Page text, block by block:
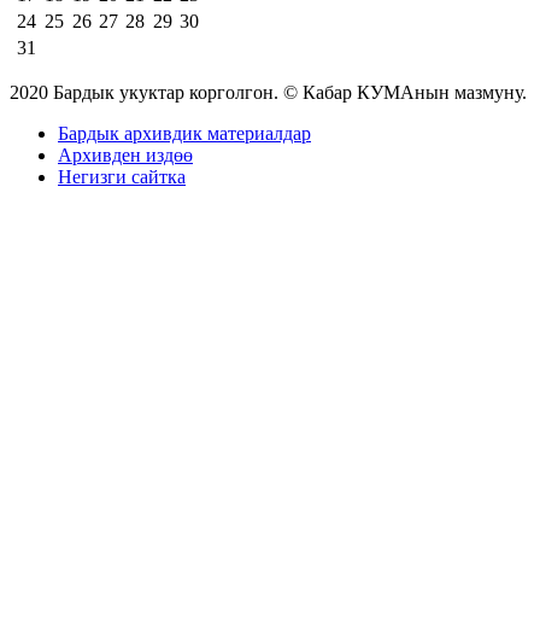
24 25 26 27 28 29 30
31
2020 Бардык укуктар корголгон. © Кабар КУМАнын мазмуну.
Бардык архивдик материалдар
Архивден издөө
Негизги сайтка